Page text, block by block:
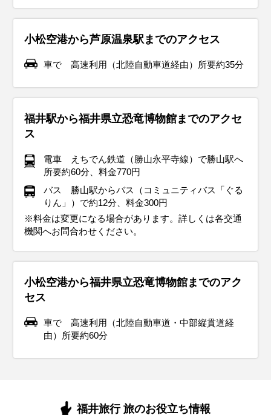
リングで旅行をさらに楽しみましょう。
イベント・観光
（坂井市）、RENEW（鯖江市・越前市・越前町）、ズワイガニ
イベント・観光
イルミネーションシーズン、越前水仙の見ごろ、水仙まつり（各
の鐘＆ライトアップ（永平寺町）、ズワイガニ（漁期）、セイコ
雪景色、ウィンタースポーツシーズン、イルミネーションシーズ
ン、越前水仙の見ごろ、水仙まつり（各地）、越前万歳 初舞（越
引き（敦賀市）、勝山 年の市（勝山市）、日向の水中綱引き（美
雪景色、ウィンタースポーツシーズン、梅の見ごろ、三方五湖 梅
まつり（若狭町）、勝山左義長まつり（勝山市）、越前おおの冬
若狭ふぐ（旬）
梅の見ごろ、越前おおのひな祭り（大野市）、三方五湖 梅まつり
（若狭町）、お水送り（小浜市）、越前朝市・かに感謝祭（越前
市）、ズワイガニ（～3/20まで漁期）、水ガニ（～3/20まで漁
市）、竹田の里しだれ桜まつり（坂井市）、あわら温泉春まつり
（あわら市）、花換まつり（敦賀市）
イベント・観光
ツツジの見ごろ、さばえつつじまつり（鯖江市）、三国祭（坂井
あじまの万葉まつり（越前市）、若狭・三方五湖ツーデーマーチ
イベント・観光
アジサイの見ごろ、ユリの見ごろ、菖蒲の見ごろ、ハスの見ご
（坂井市）、あわら北潟湖畔花菖蒲まつり（あわら市）、花はす
しておくと良いでしょう。
イベント・観光
市）、みやがわひまわり畑（小浜市）、越前みなと大花火（越前
小松空港から芦原温泉駅までのアクセス
車で 高速利用（北陸自動車道経由）所要約35分
福井駅から福井県立恐竜博物館までのアクセ
ス
電車 えちでん鉄道（勝山永平寺線）で勝山駅へ
所要約60分、料金770円
バス 勝山駅からバス（コミュニティバス「ぐる
りん」）で約12分、料金300円
※料金は変更になる場合があります。詳しくは各交通
機関へお問合わせください。
小松空港から福井県立恐竜博物館までのアク
セス
車で 高速利用（北陸自動車道・中部縦貫道経
由）所要約60分
福井旅行 旅のお役立ち情報